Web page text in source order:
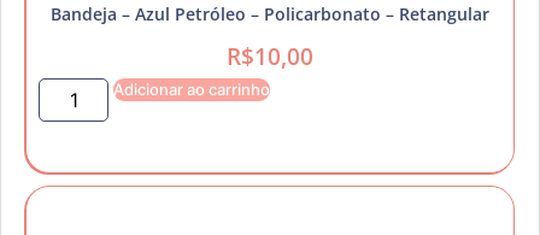
Bandeja – Azul Petróleo – Policarbonato – Retangular
R$10,00
Adicionar ao carrinho